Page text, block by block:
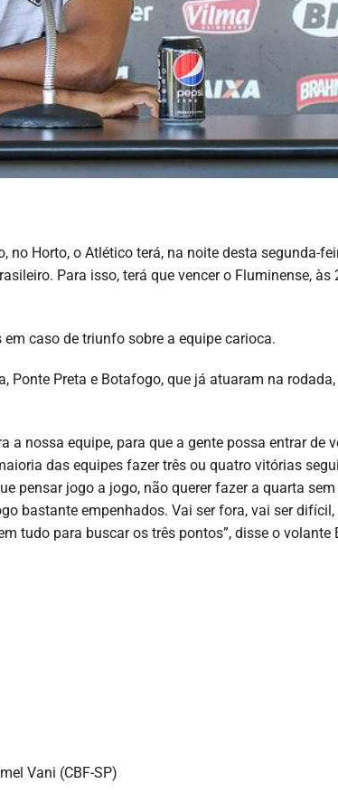
Horto, o Atlético terá, na noite desta segunda-
Para isso, terá que vencer o Fluminense, às
caso de triunfo sobre a equipe carioca.
Ponte Preta e Botafogo, que já atuaram na
a nossa equipe, para que a gente possa entrar de
das equipes fazer três ou quatro vitórias
pensar jogo a jogo, não querer fazer a quarta
bastante empenhados. Vai ser fora, vai ser
tudo para buscar os três pontos”, disse o volante
Vani (CBF-SP)